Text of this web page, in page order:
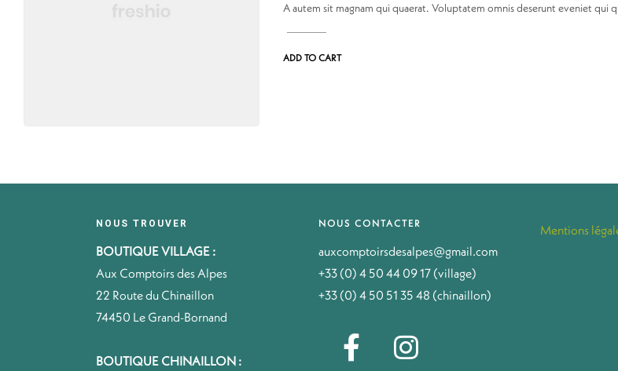
A autem sit magnam qui quaerat. Voluptatem omnis deserunt eveniet qui
ADD TO CART
NOUS TROUVER
BOUTIQUE VILLAGE :
Aux Comptoirs des Alpes
22 Route du Chinaillon
74450 Le Grand-Bornand
BOUTIQUE CHINAILLON :
NOUS CONTACTER
auxcomptoirsdesalpes@gmail.com
+33 (0) 4 50 44 09 17 (village)
+33 (0) 4 50 51 35 48 (chinaillon)
Mentions